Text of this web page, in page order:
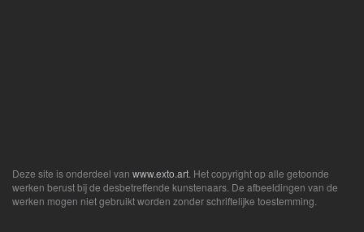
Deze site is onderdeel van www.exto.art . Het copyright op alle getoonde
werken berust bij de desbetreffende kunstenaars. De afbeeldingen van de
werken mogen niet gebruikt worden zonder schriftelijke toestemming.